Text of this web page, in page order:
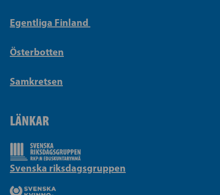
Egentliga Finland
Österbotten
Samkretsen
LÄNKAR
Svenska riksdagsgruppen